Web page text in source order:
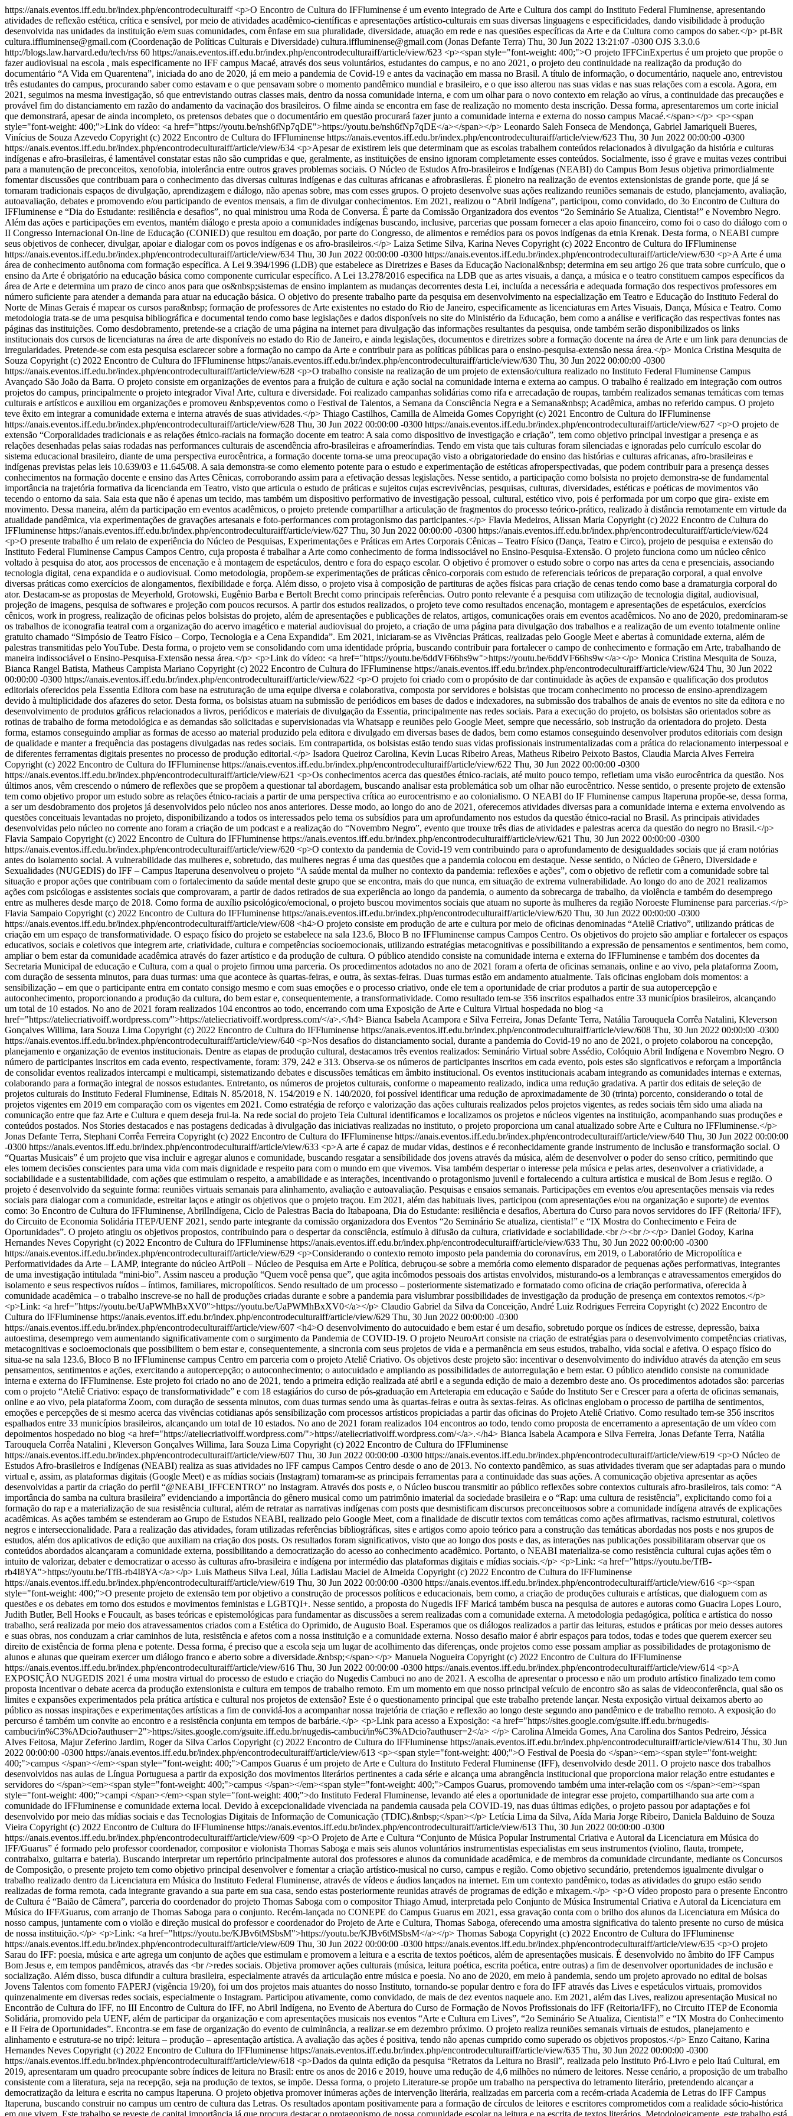
https://anais.eventos.iff.edu.br/index.php/encontrodeculturaiff<p>O Encontro de Cultura do IFFluminense é um evento integrado de Arte e Cultura dos campi do Instituto Federal Fluminense, apresentando
atividades de reflexão estética, crítica e sensível, por meio de atividades acadêmico-científicas e apresentações artístico-culturais em suas diversas linguagens e especificidades, dando visibilidade à produção
desenvolvida nas unidades da instituição e/em suas comunidades, com ênfase em sua pluralidade, diversidade, atuação em rede e nas questões específicas da Arte e da Cultura como campos do saber.</p> pt-BR
cultura.iffluminense@gmail.com (Coordenação de Políticas Culturais e Diversidade) cultura.iffluminense@gmail.com (Jonas Defante Terra) Thu, 30 Jun 2022 13:21:07 -0300 OJS 3.3.0.6
http://blogs.law.harvard.edu/tech/rss 60 https://anais.eventos.iff.edu.br/index.php/encontrodeculturaiff/article/view/623 <p><span style="font-weight: 400;">O projeto IFFCinExpertus é um projeto que propõe o
fazer audiovisual na escola , mais especificamente no IFF campus Macaé, através dos seus voluntários, estudantes do campus, e no ano 2021, o projeto deu continuidade na realização da produção do
documentário “A Vida em Quarentena”, iniciada do ano de 2020, já em meio a pandemia de Covid-19 e antes da vacinação em massa no Brasil. A título de informação, o documentário, naquele ano, entrevistou
três estudantes do campus, procurando saber como estavam e o que pensavam sobre o momento pandêmico mundial e brasileiro, e o que isso alterou nas suas vidas e nas suas relações com a escola. Agora, em
2021, seguimos na mesma investigação, só que entrevistando outras classes mais, dentro da nossa comunidade interna, e com um olhar para o novo contexto em relação ao vírus, a continuidade das precauções e
provável fim do distanciamento em razão do andamento da vacinação dos brasileiros. O filme ainda se encontra em fase de realização no momento desta inscrição. Dessa forma, apresentaremos um corte inicial
que demonstrará, apesar de ainda incompleto, os pretensos debates que o documentário em questão procurará fazer junto a comunidade interna e externa do nosso campus Macaé.</span></p> <p><span
style="font-weight: 400;">Link do vídeo: <a href="https://youtu.be/nsh6fNp7qDE">https://youtu.be/nsh6fNp7qDE</a></span></p> Leonardo Saleh Fonseca de Mendonça, Gabriel Jamariqueli Bueres,
Vinícius de Souza Azevedo Copyright (c) 2022 Encontro de Cultura do IFFluminense https://anais.eventos.iff.edu.br/index.php/encontrodeculturaiff/article/view/623 Thu, 30 Jun 2022 00:00:00 -0300
https://anais.eventos.iff.edu.br/index.php/encontrodeculturaiff/article/view/634 <p>Apesar de existirem leis que determinam que as escolas trabalhem conteúdos relacionados à divulgação da história e culturas
indígenas e afro-brasileiras, é lamentável constatar estas não são cumpridas e que, geralmente, as instituições de ensino ignoram completamente esses conteúdos. Socialmente, isso é grave e muitas vezes contribui
para a manutenção de preconceitos, xenofobia, intolerância entre outros graves problemas sociais. O Núcleo de Estudos Afro-brasileiros e Indígenas (NEABI) do Campus Bom Jesus objetiva primordialmente
fomentar discussões que contribuam para o conhecimento das diversas culturas indígenas e das culturas africanas e afrobrasileras. É pioneiro na realização de eventos extensionistas de grande porte, que já se
tornaram tradicionais espaços de divulgação, aprendizagem e diálogo, não apenas sobre, mas com esses grupos. O projeto desenvolve suas ações realizando reuniões semanais de estudo, planejamento, avaliação,
autoavaliação, debates e promovendo e/ou participando de eventos mensais, a fim de divulgar conhecimentos. Em 2021, realizou o “Abril Indígena”, participou, como convidado, do 3o Encontro de Cultura do
IFFluminense e “Dia do Estudante: resiliência e desafios”, no qual ministrou uma Roda de Conversa. É parte da Comissão Organizadora dos eventos “2o Seminário Se Atualiza, Cientista!” e Novembro Negro.
Além das ações e participações em eventos, mantém diálogo e presta apoio a comunidades indígenas buscando, inclusive, parcerias que possam fornecer a elas apoio financeiro, como foi o caso do diálogo com o
II Congresso Internacional On-line de Educação (CONIED) que resultou em doação, por parte do Congresso, de alimentos e remédios para os povos indígenas da etnia Krenak. Desta forma, o NEABI cumpre
seus objetivos de conhecer, divulgar, apoiar e dialogar com os povos indígenas e os afro-brasileiros.</p> Laiza Setime Silva, Karina Neves Copyright (c) 2022 Encontro de Cultura do IFFluminense
https://anais.eventos.iff.edu.br/index.php/encontrodeculturaiff/article/view/634 Thu, 30 Jun 2022 00:00:00 -0300 https://anais.eventos.iff.edu.br/index.php/encontrodeculturaiff/article/view/630 <p>A Arte é uma
área de conhecimento autônoma com formação específica. A Lei 9.394/1996 (LDB) que estabelece as Diretrizes e Bases da Educação Nacional&nbsp; determina em seu artigo 26 que trata sobre currículo, que o
ensino da Arte é obrigatório na educação básica como componente curricular específico. A Lei 13.278/2016 especifica na LDB que as artes visuais, a dança, a música e o teatro constituem campos específicos da
área de Arte e determina um prazo de cinco anos para que os&nbsp;sistemas de ensino implantem as mudanças decorrentes desta Lei, incluída a necessária e adequada formação dos respectivos professores em
número suficiente para atender a demanda para atuar na educação básica. O objetivo do presente trabalho parte da pesquisa em desenvolvimento na especialização em Teatro e Educação do Instituto Federal do
Norte de Minas Gerais é mapear os cursos para&nbsp; formação de professores de Arte existentes no estado do Rio de Janeiro, especificamente as licenciaturas em Artes Visuais, Dança, Música e Teatro. Como
metodologia trata-se de uma pesquisa bibliográfica e documental tendo como base legislações e dados disponíveis no site do Ministério da Educação, bem como a análise e verificação das respectivas fontes nas
páginas das instituições. Como desdobramento, pretende-se a criação de uma página na internet para divulgação das informações resultantes da pesquisa, onde também serão disponibilizados os links
institucionais dos cursos de licenciaturas na área de arte disponíveis no estado do Rio de Janeiro, e ainda legislações, documentos e diretrizes sobre a formação docente na área de Arte e um link para denuncias de
irregularidades. Pretende-se com esta pesquisa esclarecer sobre a formação no campo da Arte e contribuir para as políticas públicas para o ensino-pesquisa-extensão nessa área.</p> Monica Cristina Mesquita de
Souza Copyright (c) 2022 Encontro de Cultura do IFFluminense https://anais.eventos.iff.edu.br/index.php/encontrodeculturaiff/article/view/630 Thu, 30 Jun 2022 00:00:00 -0300
https://anais.eventos.iff.edu.br/index.php/encontrodeculturaiff/article/view/628 <p>O trabalho consiste na realização de um projeto de extensão/cultura realizado no Instituto Federal Fluminense Campus
Avançado São João da Barra. O projeto consiste em organizações de eventos para a fruição de cultura e ação social na comunidade interna e externa ao campus. O trabalho é realizado em integração com outros
projetos do campus, principalmente o projeto integrador Viva! Arte, cultura e diversidade. Foi realizado campanhas solidárias como rifa e arrecadação de roupas, também realizados semanas temáticas com temas
culturais e artísticos e auxiliou em organizações e promoveu &nbsp;eventos como o Festival de Talentos, a Semana da Consciência Negra e a Semana&nbsp; Acadêmica, ambas no referido campus. O projeto
teve êxito em integrar a comunidade externa e interna através de suas atividades.</p> Thiago Castilhos, Camilla de Almeida Gomes Copyright (c) 2021 Encontro de Cultura do IFFluminense
https://anais.eventos.iff.edu.br/index.php/encontrodeculturaiff/article/view/628 Thu, 30 Jun 2022 00:00:00 -0300 https://anais.eventos.iff.edu.br/index.php/encontrodeculturaiff/article/view/627 <p>O projeto de
extensão “Corporalidades tradicionais e as relações étnico-raciais na formação docente em teatro: A saia como dispositivo de investigação e criação”, tem como objetivo principal investigar a presença e as
relações desenhadas pelas saias rodadas nas performances culturais de ascendência afro-brasileiras e afroameríndias. Tendo em vista que tais culturas foram silenciadas e ignoradas pelo currículo escolar do
sistema educacional brasileiro, diante de uma perspectiva eurocêntrica, a formação docente torna-se uma preocupação visto a obrigatoriedade do ensino das histórias e culturas africanas, afro-brasileiras e
indígenas previstas pelas leis 10.639/03 e 11.645/08. A saia demonstra-se como elemento potente para o estudo e experimentação de estéticas afroperspectivadas, que podem contribuir para a presença desses
conhecimentos na formação docente e ensino das Artes Cênicas, corroborando assim para a efetivação dessas legislações. Nesse sentido, a participação como bolsista no projeto demonstra-se de fundamental
importância na trajetória formativa da licencianda em Teatro, visto que articula o estudo de práticas e sujeitos cujas escrevivências, pesquisas, culturas, diversidades, estéticas e poéticas de movimentos vão
tecendo o entorno da saia. Saia esta que não é apenas um tecido, mas também um dispositivo performativo de investigação pessoal, cultural, estético vivo, pois é performada por um corpo que gira- existe em
movimento. Dessa maneira, além da participação em eventos acadêmicos, o projeto pretende compartilhar a articulação de fragmentos do processo teórico-prático, realizado à distância remotamente em virtude da
atualidade pandêmica, via experimentações de gravações artesanais e foto-performances com protagonismo das participantes.</p> Flavia Medeiros, Alissan Maria Copyright (c) 2022 Encontro de Cultura do
IFFluminense https://anais.eventos.iff.edu.br/index.php/encontrodeculturaiff/article/view/627 Thu, 30 Jun 2022 00:00:00 -0300 https://anais.eventos.iff.edu.br/index.php/encontrodeculturaiff/article/view/624
<p>O presente trabalho é um relato de experiência do Núcleo de Pesquisas, Experimentações e Práticas em Artes Corporais Cênicas – Teatro Físico (Dança, Teatro e Circo), projeto de pesquisa e extensão do
Instituto Federal Fluminense Campus Campos Centro, cuja proposta é trabalhar a Arte como conhecimento de forma indissociável no Ensino-Pesquisa-Extensão. O projeto funciona como um núcleo cênico
voltado à pesquisa do ator, aos processos de encenação e à montagem de espetáculos, dentro e fora do espaço escolar. O objetivo é promover o estudo sobre o corpo nas artes da cena e presenciais, associando
tecnologia digital, cena expandida e o audiovisual. Como metodologia, propõem-se experimentações de práticas cênico-corporais com estudo de referenciais teóricos de preparação corporal, a qual envolve
diversas práticas como exercícios de alongamentos, flexibilidade e força. Além disso, o projeto visa à composição de partituras de ações físicas para criação de cenas tendo como base a dramaturgia corporal do
ator. Destacam-se as propostas de Meyerhold, Grotowski, Eugênio Barba e Bertolt Brecht como principais referências. Outro ponto relevante é a pesquisa com utilização de tecnologia digital, audiovisual,
projeção de imagens, pesquisa de softwares e projeção com poucos recursos. A partir dos estudos realizados, o projeto teve como resultados encenação, montagem e apresentações de espetáculos, exercícios
cênicos, work in progress, realização de oficinas pelos bolsistas do projeto, além de apresentações e publicações de relatos, artigos, comunicações orais em eventos acadêmicos. No ano de 2020, predominaram-se
os trabalhos de iconografia teatral com a organização do acervo imagético e material audiovisual do projeto, a criação de uma página para divulgação dos trabalhos e a realização de um evento totalmente online
gratuito chamado “Simpósio de Teatro Físico – Corpo, Tecnologia e a Cena Expandida”. Em 2021, iniciaram-se as Vivências Práticas, realizadas pelo Google Meet e abertas à comunidade externa, além de
palestras transmitidas pelo YouTube. Desta forma, o projeto vem se consolidando com uma identidade própria, buscando contribuir para fortalecer o campo de conhecimento e formação em Arte, trabalhando de
maneira indissociável o Ensino-Pesquisa-Extensão nessa área.</p> <p>Link do vídeo: <a href="https://youtu.be/6ddVF66hs9w">https://youtu.be/6ddVF66hs9w</a></p> Monica Cristina Mesquita de Souza,
Bianca Rangel Batista, Matheus Campista Mariano Copyright (c) 2022 Encontro de Cultura do IFFluminense https://anais.eventos.iff.edu.br/index.php/encontrodeculturaiff/article/view/624 Thu, 30 Jun 2022
00:00:00 -0300 https://anais.eventos.iff.edu.br/index.php/encontrodeculturaiff/article/view/622 <p>O projeto foi criado com o propósito de dar continuidade às ações de expansão e qualificação dos produtos
editoriais oferecidos pela Essentia Editora com base na estruturação de uma equipe diversa e colaborativa, composta por servidores e bolsistas que trocam conhecimento no processo de ensino-aprendizagem
devido à multiplicidade dos afazeres do setor. Desta forma, os bolsistas atuam na submissão de periódicos em bases de dados e indexadores, na submissão dos trabalhos de anais de eventos no site da editora e no
desenvolvimento de produtos gráficos relacionados a livros, periódicos e materiais de divulgação da Essentia, principalmente nas redes sociais. Para a execução do projeto, os bolsistas são orientados sobre as
rotinas de trabalho de forma metodológica e as demandas são solicitadas e supervisionadas via Whatsapp e reuniões pelo Google Meet, sempre que necessário, sob instrução da orientadora do projeto. Desta
forma, estamos conseguindo ampliar as formas de acesso ao material produzido pela editora e divulgado em diversas bases de dados, bem como estamos conseguindo desenvolver produtos editoriais com design
de qualidade e manter a frequência das postagens divulgadas nas redes sociais. Em contrapartida, os bolsistas estão tendo suas vidas profissionais instrumentalizadas com a prática do relacionamento interpessoal e
de diferentes ferramentas digitais presentes no processo de produção editorial.</p> Isadora Queiroz Carolina, Kevin Lucas Ribeiro Areas, Matheus Ribeiro Peixoto Bastos, Claudia Marcia Alves Ferreira
Copyright (c) 2022 Encontro de Cultura do IFFluminense https://anais.eventos.iff.edu.br/index.php/encontrodeculturaiff/article/view/622 Thu, 30 Jun 2022 00:00:00 -0300
https://anais.eventos.iff.edu.br/index.php/encontrodeculturaiff/article/view/621 <p>Os conhecimentos acerca das questões étnico-raciais, até muito pouco tempo, refletiam uma visão eurocêntrica da questão. Nos
últimos anos, vêm crescendo o número de reflexões que se propõem a questionar tal abordagem, buscando analisar esta problemática sob um olhar não eurocêntrico. Nesse sentido, o presente projeto de extensão
tem como objetivo propor um estudo sobre as relações étnico-raciais a partir de uma perspectiva crítica ao eurocentrismo e ao colonialismo. O NEABI do IF Fluminense campus Itaperuna propõe-se, dessa forma,
a ser um desdobramento dos projetos já desenvolvidos pelo núcleo nos anos anteriores. Desse modo, ao longo do ano de 2021, oferecemos atividades diversas para a comunidade interna e externa envolvendo as
questões conceituais levantadas no projeto, disponibilizando a todos os interessados pelo tema os subsídios para um aprofundamento nos estudos da questão étnico-racial no Brasil. As principais atividades
desenvolvidas pelo núcleo no corrente ano foram a criação de um podcast e a realização do “Novembro Negro”, evento que trouxe três dias de atividades e palestras acerca da questão do negro no Brasil.</p>
Flavia Sampaio Copyright (c) 2022 Encontro de Cultura do IFFluminense https://anais.eventos.iff.edu.br/index.php/encontrodeculturaiff/article/view/621 Thu, 30 Jun 2022 00:00:00 -0300
https://anais.eventos.iff.edu.br/index.php/encontrodeculturaiff/article/view/620 <p>O contexto da pandemia de Covid-19 vem contribuindo para o aprofundamento de desigualdades sociais que já eram notórias
antes do isolamento social. A vulnerabilidade das mulheres e, sobretudo, das mulheres negras é uma das questões que a pandemia colocou em destaque. Nesse sentido, o Núcleo de Gênero, Diversidade e
Sexualidades (NUGEDIS) do IFF – Campus Itaperuna desenvolveu o projeto “A saúde mental da mulher no contexto da pandemia: reflexões e ações”, com o objetivo de refletir com a comunidade sobre tal
situação e propor ações que contribuam com o fortalecimento da saúde mental deste grupo que se encontra, mais do que nunca, em situação de extrema vulnerabilidade. Ao longo do ano de 2021 realizamos
ações com psicólogas e assistentes sociais que comprovaram, a partir de dados retirados de sua experiência ao longo da pandemia, o aumento da sobrecarga de trabalho, da violência e também do desemprego
entre as mulheres desde março de 2018. Como forma de auxílio psicológico/emocional, o projeto buscou movimentos sociais que atuam no suporte às mulheres da região Noroeste Fluminense para parcerias.</p>
Flavia Sampaio Copyright (c) 2022 Encontro de Cultura do IFFluminense https://anais.eventos.iff.edu.br/index.php/encontrodeculturaiff/article/view/620 Thu, 30 Jun 2022 00:00:00 -0300
https://anais.eventos.iff.edu.br/index.php/encontrodeculturaiff/article/view/608 <h4>O projeto consiste em produção de arte e cultura por meio de oficinas denominadas “Ateliê Criativo”, utilizando práticas de
criação em um espaço de transformatividade. O espaço físico do projeto se estabelece na sala 123.6, Bloco B no IFFluminense campus Campos Centro. Os objetivos do projeto são ampliar e fortalecer os espaços
educativos, sociais e coletivos que integrem arte, criatividade, cultura e competências socioemocionais, utilizando estratégias metacognitivas e possibilitando a expressão de pensamentos e sentimentos, bem como,
ampliar o bem estar da comunidade acadêmica através do fazer artístico e da produção de cultura. O público atendido consiste na comunidade interna e externa do IFFluminense e também dos docentes da
Secretaria Municipal de educação e Cultura, com a qual o projeto firmou uma parceria. Os procedimentos adotados no ano de 2021 foram a oferta de oficinas semanais, online e ao vivo, pela plataforma Zoom,
com duração de sessenta minutos, para duas turmas: uma que acontece às quartas-feiras, e outra, às sextas-feiras. Duas turmas estão em andamento atualmente. Tais oficinas englobam dois momentos: a
sensibilização – em que o participante entra em contato consigo mesmo e com suas emoções e o processo criativo, onde ele tem a oportunidade de criar produtos a partir de sua autopercepção e
autoconhecimento, proporcionando a produção da cultura, do bem estar e, consequentemente, a transformatividade. Como resultado tem-se 356 inscritos espalhados entre 33 municípios brasileiros, alcançando
um total de 10 estados. No ano de 2021 foram realizados 104 encontros ao todo, encerrando com uma Exposição de Arte e Cultura Virtual hospedada no blog <a
href="https://ateliecriativoiff.wordpress.com/">https://ateliecriativoiff.wordpress.com/</a>.</h4> Bianca Isabela Acampora e Silva Ferreira, Jonas Defante Terra, Natália Tarouquela Corrêa Natalini, Kleverson
Gonçalves Willima, Iara Souza Lima Copyright (c) 2022 Encontro de Cultura do IFFluminense https://anais.eventos.iff.edu.br/index.php/encontrodeculturaiff/article/view/608 Thu, 30 Jun 2022 00:00:00 -0300
https://anais.eventos.iff.edu.br/index.php/encontrodeculturaiff/article/view/640 <p>Nos desafios do distanciamento social, durante a pandemia do Covid-19 no ano de 2021, o projeto colaborou na concepção,
planejamento e organização de eventos institucionais. Dentre as etapas de produção cultural, destacamos três eventos realizados: Seminário Virtual sobre Assédio, Colóquio Abril Indígena e Novembro Negro. O
número de participantes inscritos em cada evento, respectivamente, foram: 379, 242 e 313. Observa-se os números de participantes inscritos em cada evento, pois estes são signficativos e reforçam a importância
de consolidar eventos realizados intercampi e multicampi, sistematizando debates e discussões temáticas em âmbito institucional. Os eventos institucionais acabam integrando as comunidades internas e externas,
colaborando para a formação integral de nossos estudantes. Entretanto, os números de projetos culturais, conforme o mapeamento realizado, indica uma redução gradativa. A partir dos editais de seleção de
projetos culturais do Instituto Federal Fluminense, Editais N. 85/2018, N. 154/2019 e N. 140/2020, foi possível identificar uma redução de aproximadamente de 30 (trinta) porcento, considerando o total de
projetos vigentes em 2019 em comparação com os vigentes em 2021. Como estratégia de reforço e valorização das ações culturais realizados pelos projetos vigentes, as redes sociais têm sido uma aliada na
comunicação entre que faz Arte e Cultura e quem deseja frui-la. Na rede social do projeto Teia Cultural identificamos e localizamos os projetos e núcleos vigentes na instituição, acompanhando suas produções e
conteúdos postados. Nos Stories destacados e nas postagens dedicadas à divulgação das iniciativas realizadas no instituto, o projeto proporciona um canal atualizado sobre Arte e Cultura no IFFluminense.</p>
Jonas Defante Terra, Stephani Corrêa Ferreira Copyright (c) 2022 Encontro de Cultura do IFFluminense https://anais.eventos.iff.edu.br/index.php/encontrodeculturaiff/article/view/640 Thu, 30 Jun 2022 00:00:00
-0300 https://anais.eventos.iff.edu.br/index.php/encontrodeculturaiff/article/view/633 <p>A arte é capaz de mudar vidas, destinos e é reconhecidamente grande instrumento de inclusão e transformação social. O
“Quartas Musicais” é um projeto que visa incluir e agregar alunos e comunidade, buscando resgatar a sensibilidade dos jovens através da música, além de desenvolver o poder do senso crítico, permitindo que
eles tomem decisões conscientes para uma vida com mais dignidade e respeito para com o mundo em que vivemos. Visa também despertar o interesse pela música e pelas artes, desenvolver a criatividade, a
sociabilidade e a sustentabilidade, com ações que estimulam o respeito, a amabilidade e as interações, incentivando o protagonismo juvenil e fortalecendo a cultura artística e musical de Bom Jesus e região. O
projeto é desenvolvido da seguinte forma: reuniões virtuais semanais para alinhamento, avaliação e autoavaliação. Pesquisas e ensaios semanais. Participações em eventos e/ou apresentações mensais via redes
sociais para dialogar com a comunidade, estreitar laços e atingir os objetivos que o projeto traçou. Em 2021, além das habituais lives, participou (com apresentações e/ou na organização e suporte) de eventos
como: 3o Encontro de Cultura do IFFluminense, AbrilIndígena, Ciclo de Palestras Bacia do Itabapoana, Dia do Estudante: resiliência e desafios, Abertura do Curso para novos servidores do IFF (Reitoria/ IFF),
do Circuito de Economia Solidária ITEP/UENF 2021, sendo parte integrante da comissão organizadora dos Eventos “2o Seminário Se atualiza, cientista!” e “IX Mostra do Conhecimento e Feira de
Oportunidades”. O projeto atingiu os objetivos propostos, contribuindo para o despertar da consciência, estímulo à difusão da cultura, criatividade e sociabilidade.<br /><br /></p> Daniel Godoy, Karina
Hernandes Neves Copyright (c) 2022 Encontro de Cultura do IFFluminense https://anais.eventos.iff.edu.br/index.php/encontrodeculturaiff/article/view/633 Thu, 30 Jun 2022 00:00:00 -0300
https://anais.eventos.iff.edu.br/index.php/encontrodeculturaiff/article/view/629 <p>Considerando o contexto remoto imposto pela pandemia do coronavírus, em 2019, o Laboratório de Micropolítica e
Performatividades da Arte – LAMP, integrante do núcleo ArtPoli – Núcleo de Pesquisa em Arte e Política, debruçou-se sobre a memória como elemento disparador de pequenas ações performativas, integrantes
de uma investigação intitulada “mini-bio”. Assim nasceu a produção “Quem você pensa que”, que agita incômodos pessoais dos artistas envolvidos, misturando-os a lembranças e atravessamentos emergidos do
isolamento e seus respectivos ruídos – íntimos, familiares, micropolíticos. Sendo resultado de um processo – posteriormente sistematizado e formatado como oficina de criação performativa, oferecida à
comunidade acadêmica – o trabalho inscreve-se no hall de produções criadas durante e sobre a pandemia para vislumbrar possibilidades de investigação da produção de presença em contextos remotos.</p>
<p>Link: <a href="https://youtu.be/UaPWMhBxXV0">https://youtu.be/UaPWMhBxXV0</a></p> Claudio Gabriel da Silva da Conceição, André Luiz Rodrigues Ferreira Copyright (c) 2022 Encontro de
Cultura do IFFluminense https://anais.eventos.iff.edu.br/index.php/encontrodeculturaiff/article/view/629 Thu, 30 Jun 2022 00:00:00 -0300
https://anais.eventos.iff.edu.br/index.php/encontrodeculturaiff/article/view/607 <h4>O desenvolvimento do autocuidado e bem estar é um desafio, sobretudo porque os índices de estresse, depressão, baixa
autoestima, desemprego vem aumentando significativamente com o surgimento da Pandemia de COVID-19. O projeto NeuroArt consiste na criação de estratégias para o desenvolvimento competências criativas,
metacognitivas e socioemocionais que possibilitem o bem estar e, consequentemente, a sincronia com seus projetos de vida e a permanência em seus estudos, trabalho, vida social e afetiva. O espaço físico do
situa-se na sala 123.6, Bloco B no IFFluminense campus Centro em parceria com o projeto Ateliê Criativo. Os objetivos deste projeto são: incentivar o desenvolvimento do indivíduo através da atenção em seus
pensamentos, sentimentos e ações, exercitando a autopercepção; o autoconhecimento; o autocuidado e ampliando as possibilidades de autorregulação e bem estar. O público atendido consiste na comunidade
interna e externa do IFFluminense. Este projeto foi criado no ano de 2021, tendo a primeira edição realizada até abril e a segunda edição de maio a dezembro deste ano. Os procedimentos adotados são: parcerias
com o projeto “Ateliê Criativo: espaço de transformatividade” e com 18 estagiários do curso de pós-graduação em Arteterapia em educação e Saúde do Instituto Ser e Crescer para a oferta de oficinas semanais,
online e ao vivo, pela plataforma Zoom, com duração de sessenta minutos, com duas turmas sendo uma às quartas-feiras e outra às sextas-feiras. As oficinas englobam o processo de partilha de sentimentos,
emoções e percepções de si mesmo acerca das vivências cotidianas após sensibilização com processos artísticos propiciadas a partir das oficinas do Projeto Ateliê Criativo. Como resultado tem-se 356 inscritos
espalhados entre 33 municípios brasileiros, alcançando um total de 10 estados. No ano de 2021 foram realizados 104 encontros ao todo, tendo como proposta de encerramento a apresentação de um vídeo com
depoimentos hospedado no blog <a href="https://ateliecriativoiff.wordpress.com/">https://ateliecriativoiff.wordpress.com/</a>.</h4> Bianca Isabela Acampora e Silva Ferreira, Jonas Defante Terra, Natália
Tarouquela Corrêa Natalini , Kleverson Gonçalves Willima, Iara Souza Lima Copyright (c) 2022 Encontro de Cultura do IFFluminense
https://anais.eventos.iff.edu.br/index.php/encontrodeculturaiff/article/view/607 Thu, 30 Jun 2022 00:00:00 -0300 https://anais.eventos.iff.edu.br/index.php/encontrodeculturaiff/article/view/619 <p>O Núcleo de
Estudos Afro-brasileiros e Indígenas (NEABI) realiza as suas atividades no IFF campus Campos Centro desde o ano de 2013. No contexto pandêmico, as suas atividades tiveram que ser adaptadas para o mundo
virtual e, assim, as plataformas digitais (Google Meet) e as mídias sociais (Instagram) tornaram-se as principais ferramentas para a continuidade das suas ações. A comunicação objetiva apresentar as ações
desenvolvidas a partir da criação do perfil “@NEABI_IFFCENTRO” no Instagram. Através dos posts e, o Núcleo buscou transmitir ao público reflexões sobre contextos culturais afro-brasileiros, tais como: “A
importância do samba na cultura brasileira” evidenciando a importância do gênero musical como um patrimônio imaterial da sociedade brasileira e o “Rap: uma cultura de resistência”, explicitando como foi a
formação do rap e a materialização de sua resistência cultural, além de retratar as narrativas indígenas com posts que desmistificam discursos preconceituosos sobre a comunidade indígena através de explicações
acadêmicas. As ações também se estenderam ao Grupo de Estudos NEABI, realizado pelo Google Meet, com a finalidade de discutir textos com temáticas como ações afirmativas, racismo estrutural, coletivos
negros e interseccionalidade. Para a realização das atividades, foram utilizadas referências bibliográficas, sites e artigos como apoio teórico para a construção das temáticas abordadas nos posts e nos grupos de
estudos, além dos aplicativos de edição que auxiliam na criação dos posts. Os resultados foram significativos, visto que ao longo dos posts e das, as interações nas publicações possibilitaram observar que os
conteúdos abordados alcançaram a comunidade externa, possibilitando a democratização do acesso ao conhecimento acadêmico. Portanto, o NEABI materializa-se como resistência cultural cujas ações têm o
intuito de valorizar, debater e democratizar o acesso às culturas afro-brasileira e indígena por intermédio das plataformas digitais e mídias sociais.</p> <p>Link: <a href="https://youtu.be/TfB-
rb4I8YA">https://youtu.be/TfB-rb4I8YA</a></p> Luis Matheus Silva Leal, Júlia Ladislau Maciel de Almeida Copyright (c) 2022 Encontro de Cultura do IFFluminense
https://anais.eventos.iff.edu.br/index.php/encontrodeculturaiff/article/view/619 Thu, 30 Jun 2022 00:00:00 -0300 https://anais.eventos.iff.edu.br/index.php/encontrodeculturaiff/article/view/616 <p><span
style="font-weight: 400;">O presente projeto de extensão tem por objetivo a construção de processos políticos e educacionais, bem como, a criação de produções culturais e artísticas, que dialoguem com as
questões e os debates em torno dos estudos e movimentos feministas e LGBTQI+. Nesse sentido, a proposta do Nugedis IFF Maricá também busca na pesquisa de autores e autoras como Guacira Lopes Louro,
Judith Butler, Bell Hooks e Foucault, as bases teóricas e epistemológicas para fundamentar as discussões a serem realizadas com a comunidade externa. A metodologia pedagógica, política e artística do nosso
trabalho, será realizada por meio dos atravessamentos criados com a Estética do Oprimido, de Augusto Boal. Esperamos que os diálogos realizados a partir das leituras, estudos e práticas por meio desses autores
e suas obras, nos conduzam a criar caminhos de luta, resistência e afetos com a nossa instituição e a comunidade externa. Nosso desafio maior é abrir espaços para todos, todas e todes que querem exercer seu
direito de existência de forma plena e potente. Dessa forma, é preciso que a escola seja um lugar de acolhimento das diferenças, onde projetos como esse possam ampliar as possibilidades de protagonismo de
alunos e alunas que queiram exercer um diálogo franco e aberto sobre a diversidade.&nbsp;</span></p> Manuela Nogueira Copyright (c) 2022 Encontro de Cultura do IFFluminense
https://anais.eventos.iff.edu.br/index.php/encontrodeculturaiff/article/view/616 Thu, 30 Jun 2022 00:00:00 -0300 https://anais.eventos.iff.edu.br/index.php/encontrodeculturaiff/article/view/614 <p>A
EXPOSIÇÃO NUGEDIS 2021 é uma mostra virtual do processo de estudo e criação do Nugedis Cambuci no ano de 2021. A escolha de apresentar o processo e não um produto artístico finalizado tem como
proposta incentivar o debate acerca da produção extensionista e cultura em tempos de trabalho remoto. Em um momento em que nosso principal veículo de encontro são as salas de videoconferência, qual são os
limites e expansões experimentados pela prática artística e cultural nos projetos de extensão? Este é o questionamento principal que este trabalho pretende lançar. Nesta exposição virtual deixamos aberto ao
público as nossas inspirações e experimentações artísticas a fim de convidá-los a acompanhar nossa trajetória de criação e reflexão ao longo deste segundo ano pandêmico e de trabalho remoto. A exposição do
percurso é também um convite ao encontro e a resistência conjunta em tempos de barbárie.</p> <p>Link para acesso a Exposição: <a href="https://sites.google.com/gsuite.iff.edu.br/nugedis-
cambuci/in%C3%ADcio?authuser=2">https://sites.google.com/gsuite.iff.edu.br/nugedis-cambuci/in%C3%ADcio?authuser=2</a> </p> Carolina Almeida Gomes, Ana Carolina dos Santos Pedreiro, Jéssica
Alves Feitosa, Majur Zeferino Jardim, Roger da Silva Carlos Copyright (c) 2022 Encontro de Cultura do IFFluminense https://anais.eventos.iff.edu.br/index.php/encontrodeculturaiff/article/view/614 Thu, 30 Jun
2022 00:00:00 -0300 https://anais.eventos.iff.edu.br/index.php/encontrodeculturaiff/article/view/613 <p><span style="font-weight: 400;">O Festival de Poesia do </span><em><span style="font-weight:
400;">campus </span></em><span style="font-weight: 400;">Campos Guarus é um projeto de Arte e Cultura do Instituto Federal Fluminense (IFF), desenvolvido desde 2011. O projeto nasce dos trabalhos
desenvolvidos nas aulas de Língua Portuguesa a partir da exposição dos movimentos literários pertinentes a cada série e alcança uma abrangência institucional que proporciona maior relação entre estudantes e
servidores do </span><em><span style="font-weight: 400;">campus </span></em><span style="font-weight: 400;">Campos Guarus, promovendo também uma inter-relação com os </span><em><span
style="font-weight: 400;">campi </span></em><span style="font-weight: 400;">do Instituto Federal Fluminense, levando até eles a oportunidade de integrar esse projeto, compartilhando sua arte com a
comunidade do IFFluminense e comunidade externa local. Devido à excepcionalidade vivenciada na pandemia causada pela COVID-19, nas duas últimas edições, o projeto passou por adaptações e foi
desenvolvido por meio das mídias sociais e das Tecnologias Digitais de Informação de Comunicação (TDIC).&nbsp;</span></p> Letícia Lima da Silva, Aída Maria Jorge Ribeiro, Daniela Balduino de Souza
Vieira Copyright (c) 2022 Encontro de Cultura do IFFluminense https://anais.eventos.iff.edu.br/index.php/encontrodeculturaiff/article/view/613 Thu, 30 Jun 2022 00:00:00 -0300
https://anais.eventos.iff.edu.br/index.php/encontrodeculturaiff/article/view/609 <p>O Projeto de Arte e Cultura “Conjunto de Música Popular Instrumental Criativa e Autoral da Licenciatura em Música do
IFF/Guarus” é formado pelo professor coordenador, compositor e violonista Thomas Saboga e mais seis alunos voluntários instrumentistas especialistas em seus instrumentos (violino, flauta, trompete,
contrabaixo, guitarra e bateria). Buscando interpretar um repertório principalmente autoral dos professores e alunos da comunidade acadêmica, e de membros da comunidade circundante, mediante os Concursos
de Composição, o presente projeto tem como objetivo principal desenvolver e fomentar a criação artístico-musical no curso, campus e região. Como objetivo secundário, pretendemos igualmente divulgar o
trabalho realizado dentro da Licenciatura em Música do Instituto Federal Fluminense, através de vídeos e áudios lançados na internet. Em um contexto pandêmico, todas as atividades do grupo estão sendo
realizadas de forma remota, cada integrante gravando a sua parte em sua casa, sendo estas posteriormente reunidas através de programas de edição e mixagem.</p> <p>O vídeo proposto para o presente Encontro
de Cultura é “Baião de Câmera”, parceria do coordenador do projeto Thomas Saboga com o compositor Thiago Amud, interpretada pelo Conjunto de Música Instrumental Criativa e Autoral da Licenciatura em
Música do IFF/Guarus, com arranjo de Thomas Saboga para o conjunto. Recém-lançada no CONEPE do Campus Guarus em 2021, essa gravação conta com o brilho dos alunos da Licenciatura em Música do
nosso campus, juntamente com o violão e direção musical do professor e coordenador do Projeto de Arte e Cultura, Thomas Saboga, oferecendo uma amostra significativa do talento presente no curso de música
de nossa instituição.</p> <p>Link: <a href="https://youtu.be/KJBv6tMSbsM">https://youtu.be/KJBv6tMSbsM</a></p> Thomas Saboga Copyright (c) 2022 Encontro de Cultura do IFFluminense
https://anais.eventos.iff.edu.br/index.php/encontrodeculturaiff/article/view/609 Thu, 30 Jun 2022 00:00:00 -0300 https://anais.eventos.iff.edu.br/index.php/encontrodeculturaiff/article/view/635 <p>O projeto
Sarau do IFF: poesia, música e arte agrega um conjunto de ações que estimulam e promovem a leitura e a escrita de textos poéticos, além de apresentações musicais. É desenvolvido no âmbito do IFF Campus
Bom Jesus e, em tempos pandêmicos, através das <br />redes sociais. Objetiva promover ações culturais (música, leitura poética, escrita poética, entre outras) a fim de desenvolver oportunidades de inclusão e
socialização. Além disso, busca difundir a cultura brasileira, especialmente através da articulação entre música e poesia. No ano de 2020, em meio à pandemia, sendo um projeto aprovado no edital de bolsas
Jovens Talentos com fomento FAPERJ (vigência 19/20), foi um dos projetos mais atuantes do nosso Instituto, tornando-se popular dentro e fora do IFF através das Lives e espetáculos virtuais, promovidos
quinzenalmente em diversas redes sociais, especialmente o Instagram. Participou ativamente, como convidado, de mais de dez eventos naquele ano. Em 2021, além das Lives, realizou apresentação Musical no
Encontrão de Cultura do IFF, no III Encontro de Cultura do IFF, no Abril Indígena, no Evento de Abertura do Curso de Formação de Novos Profissionais do IFF (Reitoria/IFF), no Circuito ITEP de Economia
Solidária, promovido pela UENF, além de participar da organização e com apresentações musicais nos eventos “Arte e Cultura em Lives”, “2o Seminário Se Atualiza, Cientista!” e “IX Mostra do Conhecimento
e II Feira de Oportunidades”. Encontra-se em fase de organização do evento de culminância, a realizar-se em dezembro próximo. O projeto realiza reuniões semanais virtuais de estudos, planejamento e
alinhamento e estrutura-se no tripé: leitura – produção – apresentação artística. A avaliação das ações é positiva, tendo não apenas cumprido como superado os objetivos propostos.</p> Enzo Caitano, Karina
Hernandes Neves Copyright (c) 2022 Encontro de Cultura do IFFluminense https://anais.eventos.iff.edu.br/index.php/encontrodeculturaiff/article/view/635 Thu, 30 Jun 2022 00:00:00 -0300
https://anais.eventos.iff.edu.br/index.php/encontrodeculturaiff/article/view/618 <p>Dados da quinta edição da pesquisa “Retratos da Leitura no Brasil”, realizada pelo Instituto Pró-Livro e pelo Itaú Cultural, em
2019, apresentaram um quadro preocupante sobre índices de leitura no Brasil: entre os anos de 2016 e 2019, houve uma redução de 4,6 milhões no número de leitores. Nesse cenário, a proposição de um trabalho
consistente com a literatura, seja na recepção, seja na produção de textos, se impõe. Dessa forma, o projeto Literature-se propõe um trabalho na perspectiva do letramento literário, pretendendo alcançar a
democratização da leitura e escrita no campus Itaperuna. O projeto objetiva promover inúmeras ações de intervenção literária, realizadas em parceria com a recém-criada Academia de Letras do IFF Campus
Itaperuna, buscando construir no campus um centro de cultura das Letras. Os resultados apontam positivamente para a formação de círculos de leitores e escritores comprometidos com a realidade sócio-histórica
em que vivem. Este trabalho se reveste de capital importância já que procura destacar o protagonismo de nossa comunidade escolar na leitura e na escrita de textos literários. Metodologicamente, este trabalho está